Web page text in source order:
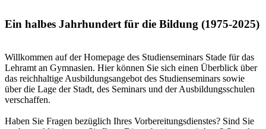
Ein halbes Jahrhundert für die Bildung (1975-2025)
Willkommen auf der Homepage des Studienseminars Stade für das
Lehramt an Gymnasien. Hier können Sie sich einen Überblick über
das reichhaltige Ausbildungsangebot des Studienseminars sowie
über die Lage der Stadt, des Seminars und der Ausbildungsschulen
verschaffen.
Haben Sie Fragen bezüglich Ihres Vorbereitungsdienstes? Sind Sie